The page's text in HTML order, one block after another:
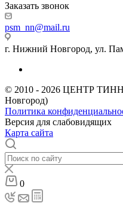
Заказать звонок
psm_nn@mail.ru
г. Нижний Новгород, ул.
© 2010 - 2026 ЦЕНТР ТИНН
Новгород)
Политика
Версия для слабовидящих
Карта сайта
0